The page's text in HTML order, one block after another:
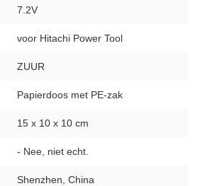
7.2V
voor Hitachi Power Tool
ZUUR
Papierdoos met PE-zak
15 x 10 x 10 cm
- Nee, niet echt.
Shenzhen, China